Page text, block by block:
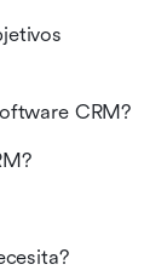
CRM?